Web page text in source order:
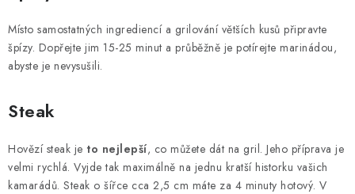
Místo samostatných ingrediencí a grilování větších kusů připravte
špízy. Dopřejte jim 15-25 minut a průběžně je potírejte marinádou,
abyste je nevysušili.
Steak
Hovězí steak je to nejlepší, co můžete dát na gril. Jeho příprava je
velmi rychlá. Vyjde tak maximálně na jednu kratší historku vašich
kamarádů. Steak o šířce cca 2,5 cm máte za 4 minuty hotový. V